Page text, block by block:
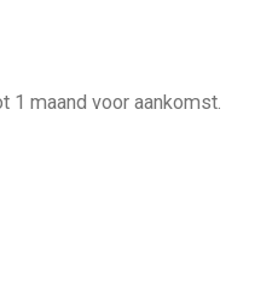
1 maand voor aankomst.